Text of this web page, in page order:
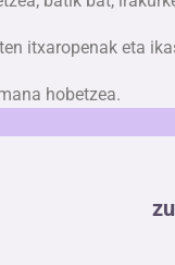
itxaropenak eta
hobetzea.